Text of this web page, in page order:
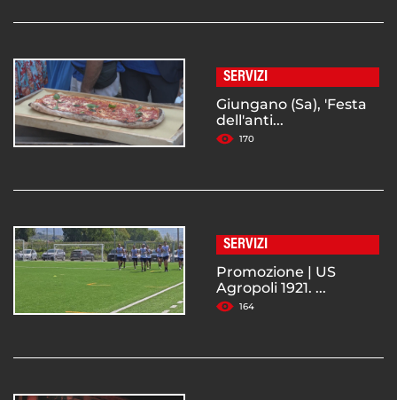
SERVIZI
Giungano (Sa), 'Festa
dell'anti...
170
SERVIZI
Promozione | US
Agropoli 1921. ...
164